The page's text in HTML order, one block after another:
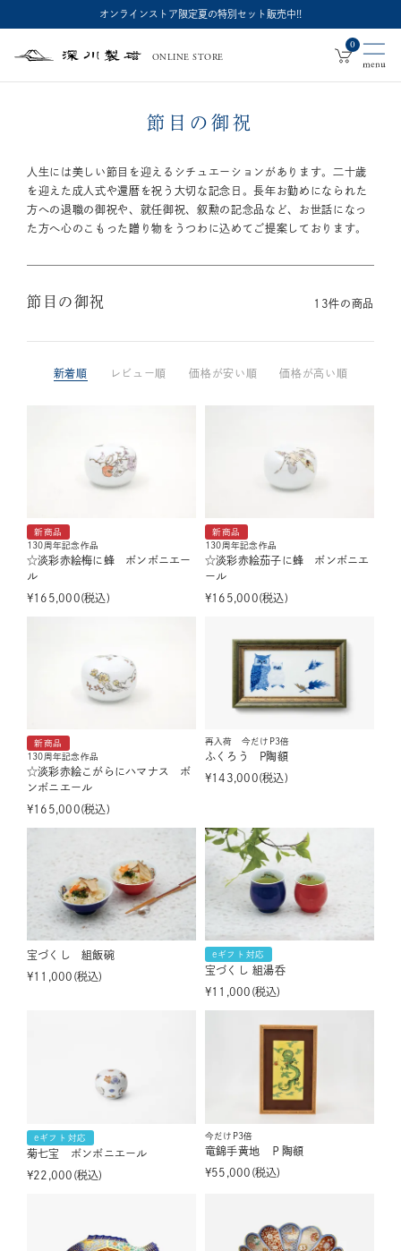
オンラインストア限定夏の特別セット販売中!!
深
製
ONLINE STORE
0
節目の御祝
人生には美しい節目を迎えるシチュエーションがあります。二十歳
を迎えた成人式や還暦を祝う大切な記念日。長年お勤めになられた
方への退職の御祝や、就任御祝、叙勲の記念品など、お世話になっ
た方へ心のこもった贈り物をうつわに込めてご提案しております。
節目の御祝 13件の商品
新着順 レビュー順 価格が安い順 価格が高い順
新商品
130周年記念作品
☆淡彩赤絵梅に蜂 ボンボニエー
ル
¥165,000 税込
新商品
130周年記念作品
☆淡彩赤絵茄子に蜂 ボンボニエ
ール
¥165,000 税込
新商品
130周年記念作品
☆淡彩赤絵こがらにハマナス ボ
ンボニエール
¥165,000 税込
再入荷 今だけP3倍
ふくろう P陶額
¥143,000 税込
宝づくし 組飯碗
¥11,000 税込
eギフト対応
宝づくし 組湯呑
¥11,000 税込
eギフト対応
菊七宝 ボンボニエール
¥22,000 税込
今だけP3倍
竜錦手黄地 Ｐ陶額
¥55,000 税込